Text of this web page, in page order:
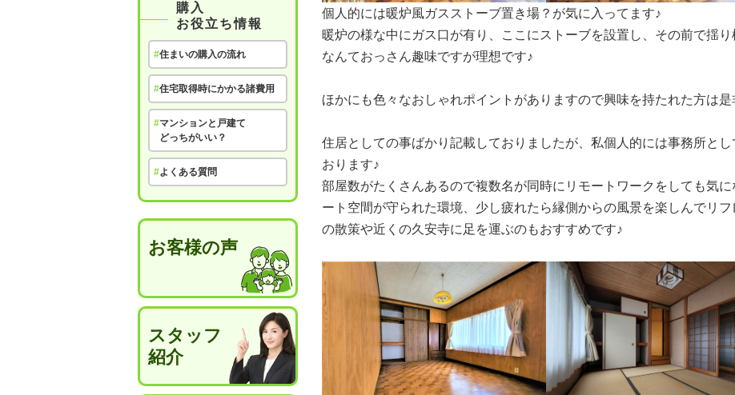
個人的には暖炉風ガスストーブ置き場？が気に入ってます♪
暖炉の様な中にガス口が有り、ここにストーブを設置し、その前で揺
なんておっさん趣味ですが理想です♪
ほかにも色々なおしゃれポイントがありますので興味を持たれた方は
住居としての事ばかり記載しておりましたが、私個人的には事務所と
おります♪
部屋数がたくさんあるので複数名が同時にリモートワークをしても気
ート空間が守られた環境、少し疲れたら縁側からの風景を楽しんでリ
の散策や近くの久安寺に足を運ぶのもおすすめです♪
購入
お役立ち情報
#住まいの購入の流れ
#住宅取得時にかかる諸費用
#マンションと戸建て
どっちがいい？
#よくある質問
お客様の声
スタッフ
紹介